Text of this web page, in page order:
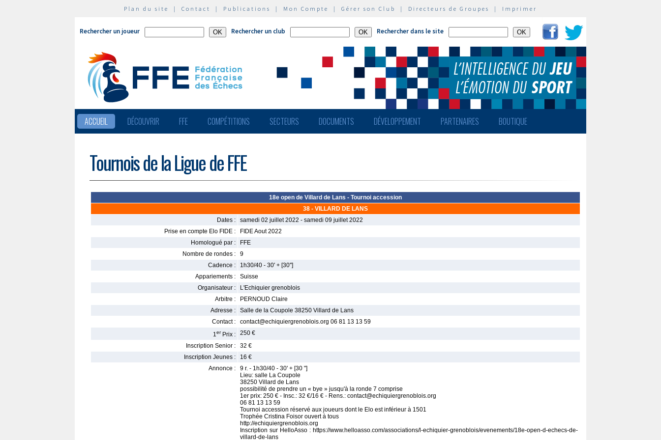
Plan du site | Contact | Publications | Mon Compte | Gérer son Club | Directeurs de Groupes | Imprimer
Rechercher un joueur Rechercher un club Rechercher dans le site
ACCUEIL DÉCOUVRIR FFE COMPÉTITIONS SECTEURS DOCUMENTS DÉVELOPPEMENT PARTENAIRES BOUTIQUE
Tournois de la Ligue de FFE
18e open de Villard de Lans - Tournoi accession
38 - VILLARD DE LANS
Dates :
samedi 02 juillet 2022 - samedi 09 juillet 2022
Prise en compte Elo FIDE :
FIDE Aout 2022
Homologué par :
FFE
Nombre de rondes :
9
Cadence :
1h30/40 - 30' + [30'']
Appariements :
Suisse
Organisateur :
L'Echiquier grenoblois
Arbitre :
PERNOUD Claire
Adresse :
Salle de la Coupole 38250 Villard de Lans
Contact :
contact@echiquiergrenoblois.org 06 81 13 13 59
1er Prix :
250 €
Inscription Senior :
32 €
Inscription Jeunes :
16 €
Annonce :
9 r. - 1h30/40 - 30' + [30 "]
Lieu: salle La Coupole
38250 Villard de Lans
possibilité de prendre un « bye » jusqu'à la ronde 7 comprise
1er prix: 250 € - Insc.: 32 €/16 € - Rens.: contact@echiquiergrenoblois.org
06 81 13 13 59
Tournoi accession réservé aux joueurs dont le Elo est inférieur à 1501
Trophée Cristina Foisor ouvert à tous
http://echiquiergrenoblois.org
Inscription sur HelloAsso : https://www.helloasso.com/associations/l-echiquier-grenoblois/evenements/18e-open-d-echecs-de-
villard-de-lans